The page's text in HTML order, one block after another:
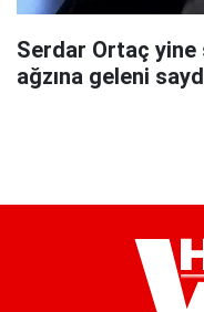
Serdar Ortaç
ağzına geleni